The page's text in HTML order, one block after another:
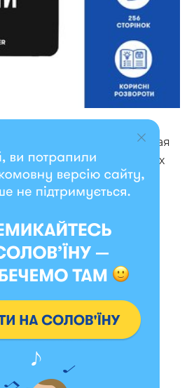
дизайн и полная
вам во всех ежедневных
достигайте!
на 8 Марта